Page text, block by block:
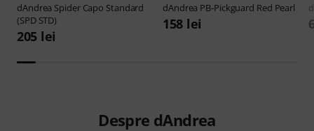
dAndrea Spider Capo Standard
(SPD STD)
205 lei
dAndrea PB-Pickguard Red Pearl
158 lei
Despre dAndrea